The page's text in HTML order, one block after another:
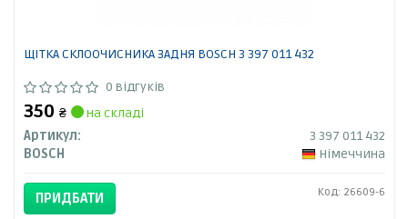
ЩІТКА СКЛООЧИСНИКА ЗАДНЯ BOSCH 3 397 011 432
0 відгуків
350 ₴
на складі
Артикул:
3 397 011 432
BOSCH
Німеччина
ПРИДБАТИ Код: 26609-6